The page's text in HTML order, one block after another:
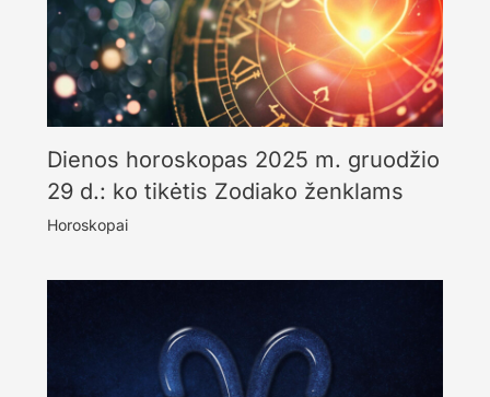
Dienos horoskopas 2025 m. gruodžio
29 d.: ko tikėtis Zodiako ženklams
Horoskopai